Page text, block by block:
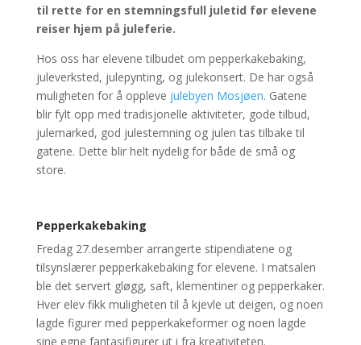
til rette for en stemningsfull juletid før elevene
reiser hjem på juleferie.
Hos oss har elevene tilbudet om pepperkakebaking,
juleverksted, julepynting, og julekonsert. De har også
muligheten for å oppleve julebyen Mosjøen. Gatene
blir fylt opp med tradisjonelle aktiviteter, gode tilbud,
julemarked, god julestemning og julen tas tilbake til
gatene. Dette blir helt nydelig for både de små og
store.
Pepperkakebaking
Fredag 27.desember arrangerte stipendiatene og
tilsynslærer pepperkakebaking for elevene. I matsalen
ble det servert gløgg, saft, klementiner og pepperkaker.
Hver elev fikk muligheten til å kjevle ut deigen, og noen
lagde figurer med pepperkakeformer og noen lagde
sine egne fantasifigurer ut i fra kreativiteten.